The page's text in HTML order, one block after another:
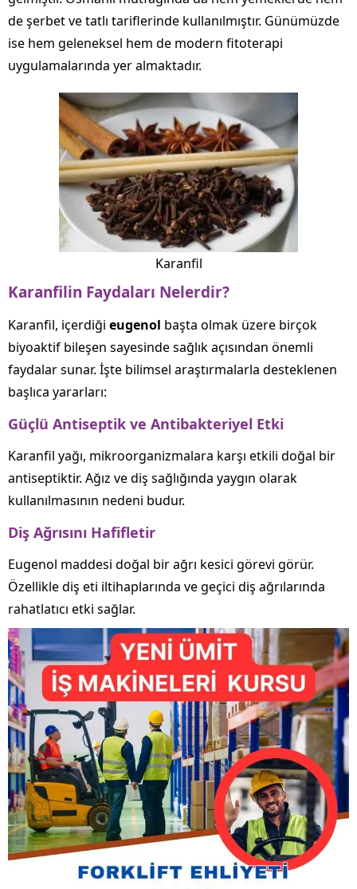
de şerbet ve tatlı tariflerinde kullanılmıştır. Günümüzde
ise hem geleneksel hem de modern fitoterapi
uygulamalarında yer almaktadır.
Karanfil
Karanfilin Faydaları Nelerdir?
Karanfil, içerdiği eugenol başta olmak üzere birçok
biyoaktif bileşen sayesinde sağlık açısından önemli
faydalar sunar. İşte bilimsel araştırmalarla desteklenen
başlıca yararları:
Güçlü Antiseptik ve Antibakteriyel Etki
Karanfil yağı, mikroorganizmalara karşı etkili doğal bir
antiseptiktir. Ağız ve diş sağlığında yaygın olarak
kullanılmasının nedeni budur.
Diş Ağrısını Hafifletir
Eugenol maddesi doğal bir ağrı kesici görevi görür.
Özellikle diş eti iltihaplarında ve geçici diş ağrılarında
rahatlatıcı etki sağlar.